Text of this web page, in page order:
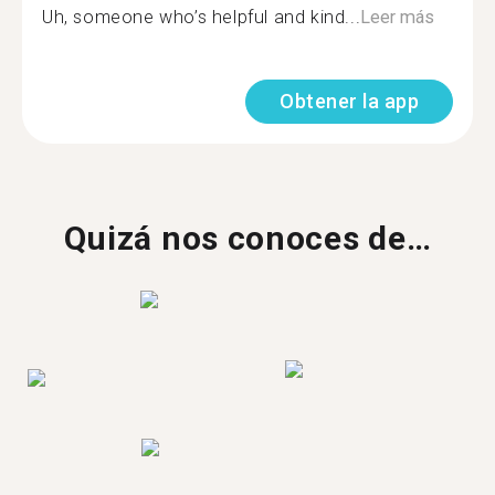
Uh, someone who’s helpful and kind...Leer más
Obtener la app
Quizá nos conoces de…